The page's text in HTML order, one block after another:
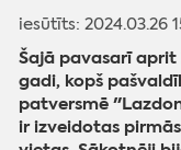
iesūtīts: 2024.03.26
Šajā pavasarī aprit
gadi, kopš
patversmē
ir izveidotas